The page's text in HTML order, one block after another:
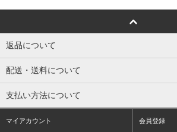
返品について
配送・送料について
支払い方法について
マイアカウント 会員登録